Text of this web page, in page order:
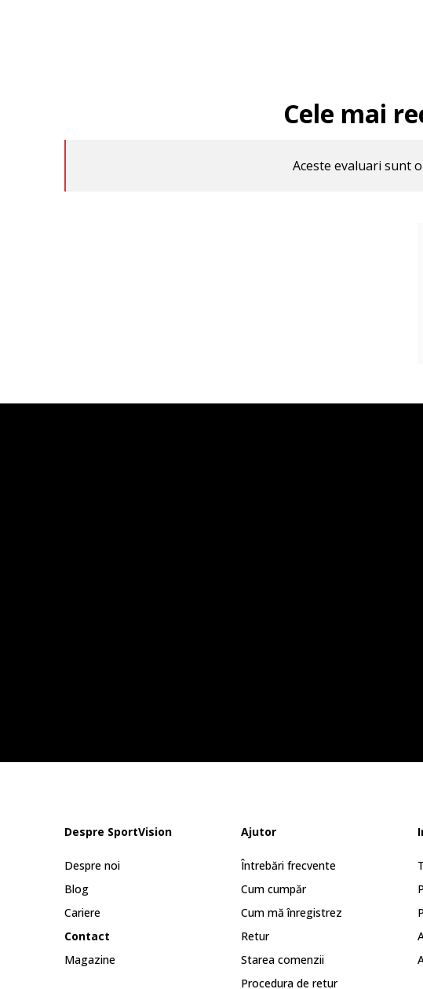
Cele mai
Aceste evaluari sunt
Despre SportVision
Despre noi
Blog
Cariere
Contact
Magazine
Ajutor
Întrebări frecvente
Cum cumpăr
Cum mă înregistrez
Retur
Starea comenzii
Procedura de retur